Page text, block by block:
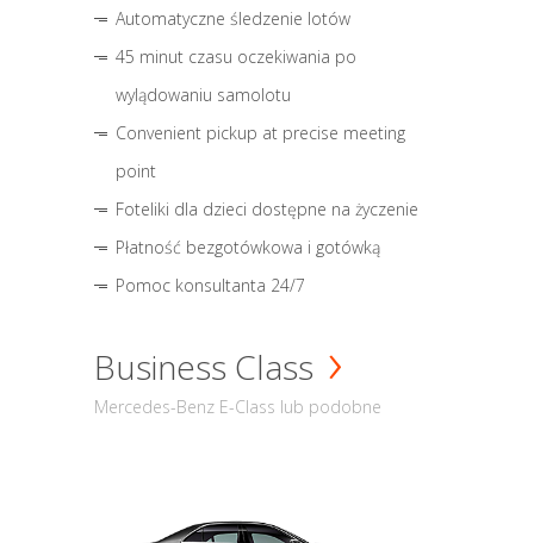
Automatyczne śledzenie lotów
45 minut czasu oczekiwania po
wylądowaniu samolotu
Convenient pickup at precise meeting
point
Foteliki dla dzieci dostępne na życzenie
Płatność bezgotówkowa i gotówką
Pomoc konsultanta 24/7
Business Class
Mercedes-Benz E-Class lub podobne